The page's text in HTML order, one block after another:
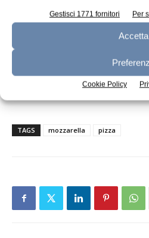
Gestisci 1771 fornitori Per
Accetta
Cookie Policy
differenziandoci dai
tuttora mantengono la
sul territorio. Credo
progetto che contribuirà
l’eccellenza italiana
distribuzione».
TAGS mozzarella pizza